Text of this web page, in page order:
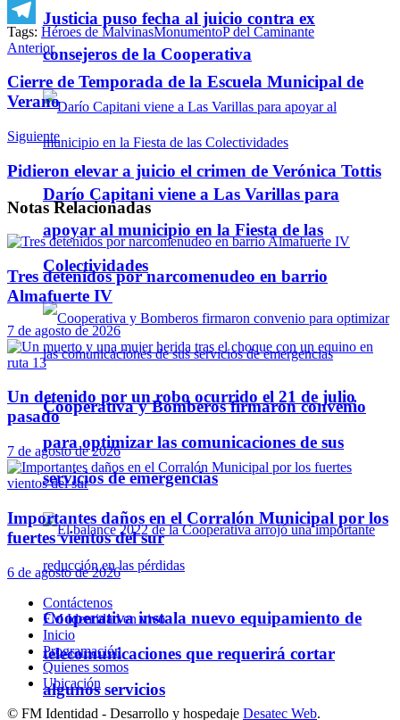
Justicia puso fecha al juicio contra ex
consejeros de la Cooperativa
Darío Capitani viene a Las Varillas para
apoyar al municipio en la Fiesta de las
Colectividades
Cooperativa y Bomberos firmaron convenio
para optimizar las comunicaciones de sus
servicios de emergencias
Cooperativa instala nuevo equipamiento de
telecomunicaciones que requerirá cortar
algunos servicios
WhatsApp
Telegram
Tags: Héroes de MalvinasMonumentoP del Caminante
Anterior
Cierre de Temporada de la Escuela Municipal de
Verano
Siguiente
Pidieron elevar a juicio el crimen de Verónica Tottis
NotasRelacionadas
Tres detenidos por narcomenudeo en barrio
Almafuerte IV
7 de agosto de 2026
Un detenido por un robo ocurrido el 21 de julio
pasado
7 de agosto de 2026
Importantes daños en el Corralón Municipal por los
fuertes vientos del sur
6 de agosto de 2026
Contáctenos
FM Identidad en vivo
Inicio
Programación
Quienes somos
Ubicación
© FM Identidad - Desarrollo y hospedaje Desatec Web.